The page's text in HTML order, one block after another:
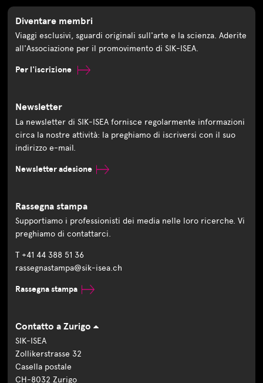
Diventare membri
Viaggi esclusivi, sguardi originali sull'arte e la scienza. Aderite
all'Associazione per il promovimento di SIK-ISEA.
Per l'iscrizione
Newsletter
La newsletter di SIK-ISEA fornisce regolarmente informazioni
circa la nostre attività: la preghiamo di iscriversi con il suo
indirizzo e-mail.
Newsletter adesione
Rassegna stampa
Supportiamo i professionisti dei media nelle loro ricerche. Vi
preghiamo di contattarci.
T +41 44 388 51 36
rassegnastampa@sik-isea.ch
Rassegna stampa
Contatto a Zurigo
SIK-ISEA
Zollikerstrasse 32
Casella postale
CH-8032 Zurigo